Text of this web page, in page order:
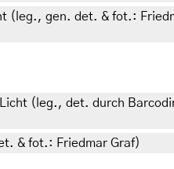
(leg., gen. det. & fot.:
(leg., det. durch
& fot.: Friedmar Graf)